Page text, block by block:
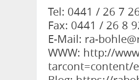
Tel: 0441 / 26 7
Fax: 0441 / 26 8
E-Mail: ra-
WWW: http://
tarcont=content/